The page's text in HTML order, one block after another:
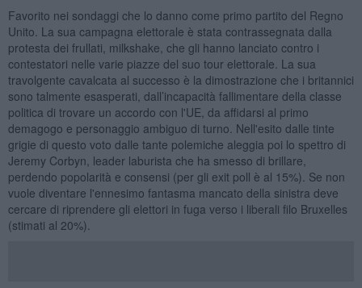
Favorito nei sondaggi che lo danno come primo partito del Regno
Unito. La sua campagna elettorale è stata contrassegnata dalla
protesta dei frullati, milkshake, che gli hanno lanciato contro i
contestatori nelle varie piazze del suo tour elettorale. La sua
travolgente cavalcata al successo è la dimostrazione che i britannici
sono talmente esasperati, dall’incapacità fallimentare della classe
politica di trovare un accordo con l'UE, da affidarsi al primo
demagogo e personaggio ambiguo di turno. Nell'esito dalle tinte
grigie di questo voto dalle tante polemiche aleggia poi lo spettro di
Jeremy Corbyn, leader laburista che ha smesso di brillare,
perdendo popolarità e consensi (per gli exit poll è al 15%). Se non
vuole diventare l'ennesimo fantasma mancato della sinistra deve
cercare di riprendere gli elettori in fuga verso i liberali filo Bruxelles
(stimati al 20%).